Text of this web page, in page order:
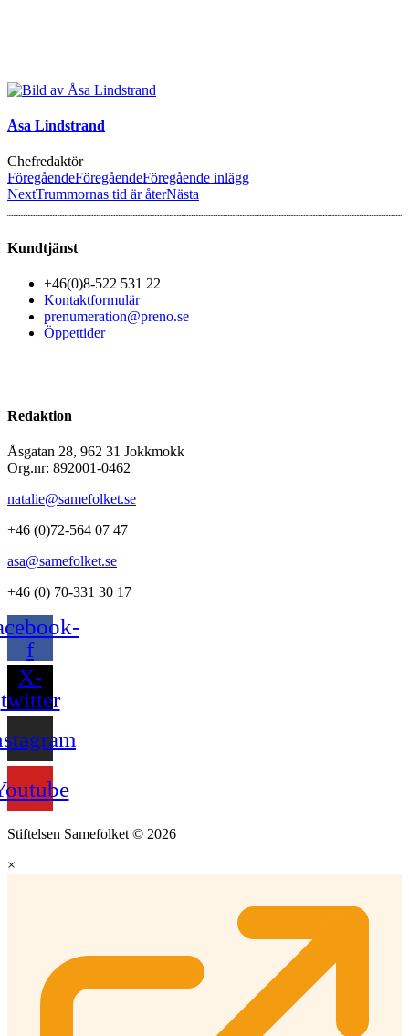
Åsa Lindstrand
Chefredaktör
FöregåendeFöregåendeFöregående inlägg
NextTrummornas tid är återNästa
Kundtjänst
+46(0)8-522 531 22
Kontaktformulär
prenumeration@preno.se
Öppettider
Redaktion
Åsgatan 28, 962 31 Jokkmokk
Org.nr: 892001-0462
natalie@samefolket.se
+46 (0)72-564 07 47
asa@samefolket.se
+46 (0) 70-331 30 17
f
X-
twitter
Stiftelsen Samefolket © 2026
×